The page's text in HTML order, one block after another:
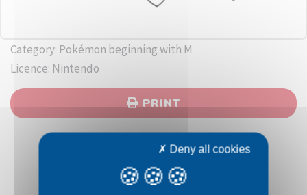
Category: Pokémon beginning with M
Licence: Nintendo
PRINT
Deny all cookies